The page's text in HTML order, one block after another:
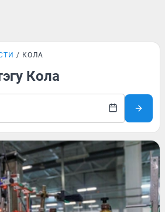
КОЛА
Кола